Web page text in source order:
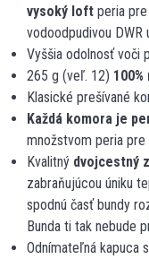
vysoký loft peria
vodoodpudivou DWR
Vyššia odolnosť voči
265 g (veľ. 12)
Klasické prešívané
Každá komora je
množstvom peria pre
Kvalitný dvojcestný
zabraňujúcou úniku
spodnú časť bundy
Bunda ti tak nebude
Odnímateľná kapuca